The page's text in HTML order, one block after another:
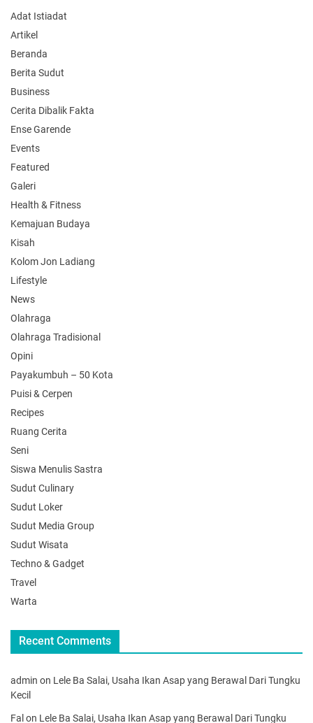
Adat Istiadat
Artikel
Beranda
Berita Sudut
Business
Cerita Dibalik Fakta
Ense Garende
Events
Featured
Galeri
Health & Fitness
Kemajuan Budaya
Kisah
Kolom Jon Ladiang
Lifestyle
News
Olahraga
Olahraga Tradisional
Opini
Payakumbuh – 50 Kota
Puisi & Cerpen
Recipes
Ruang Cerita
Seni
Siswa Menulis Sastra
Sudut Culinary
Sudut Loker
Sudut Media Group
Sudut Wisata
Techno & Gadget
Travel
Warta
Recent Comments
admin on Lele Ba Salai, Usaha Ikan Asap yang Berawal Dari Tungku
Kecil
Fal on Lele Ba Salai, Usaha Ikan Asap yang Berawal Dari Tungku